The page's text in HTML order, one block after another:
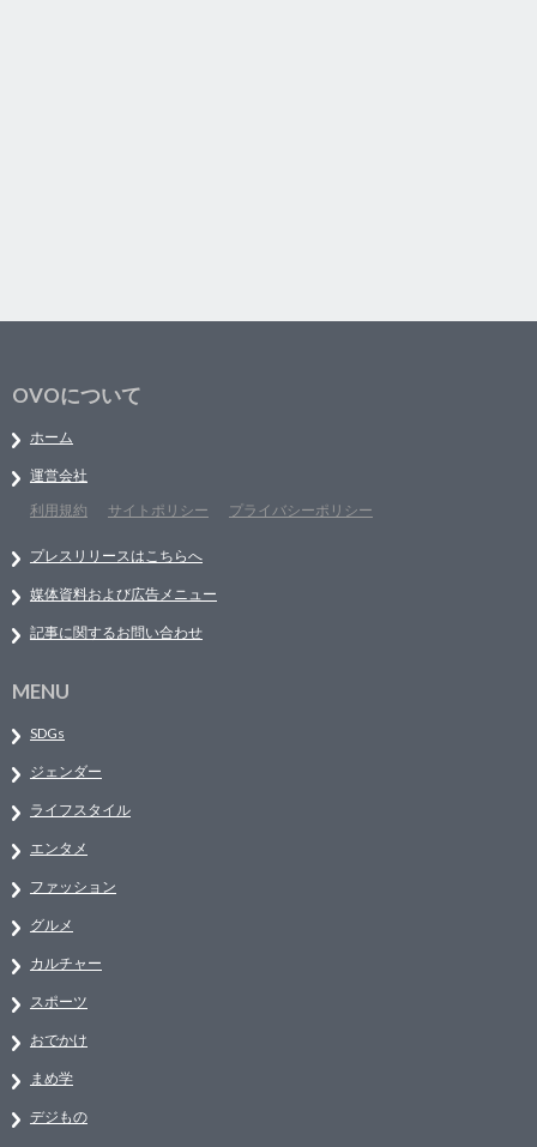
OVOについて
ホーム
運営会社
利用規約
サイトポリシー プライバシーポリシー
プレスリリースはこちらへ
媒体資料および広告メニュー
記事に関するお問い合わせ
MENU
SDGs
ジェンダー
ライフスタイル
エンタメ
ファッション
グルメ
カルチャー
スポーツ
おでかけ
まめ学
デジもの